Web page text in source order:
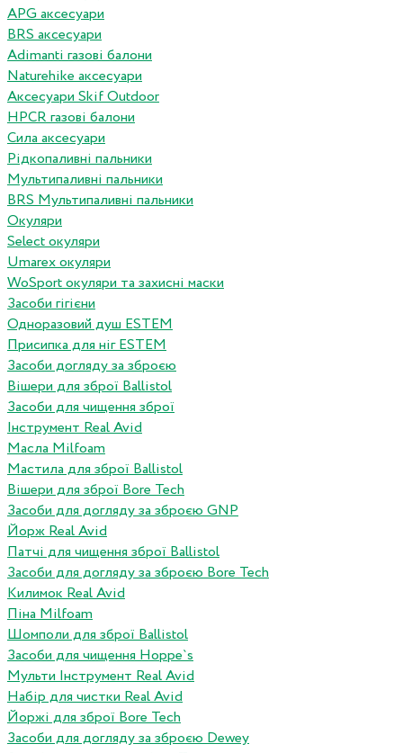
APG аксесуари
BRS аксесуари
Adimanti газові балони
Naturehike аксесуари
Аксесуари Skif Outdoor
HPCR газові балони
Сила аксесуари
Рідкопаливні пальники
Мультипаливні пальники
BRS Мультипаливні пальники
Окуляри
Select окуляри
Umarex окуляри
WoSport окуляри та захисні маски
Засоби гігієни
Одноразовий душ ESTEM
Присипка для ніг ESTEM
Засоби догляду за зброєю
Вішери для зброї Ballistol
Засоби для чищення зброї
Інструмент Real Avid
Масла Milfoam
Мастила для зброї Ballistol
Вішери для зброї Bore Tech
Засоби для догляду за зброєю GNP
Йорж Real Avid
Патчі для чищення зброї Ballistol
Засоби для догляду за зброєю Bore Tech
Килимок Real Avid
Піна Milfoam
Шомполи для зброї Ballistol
Засоби для чищення Hoppe`s
Мульти Інструмент Real Avid
Набір для чистки Real Avid
Йоржі для зброї Bore Tech
Засоби для догляду за зброєю Dewey